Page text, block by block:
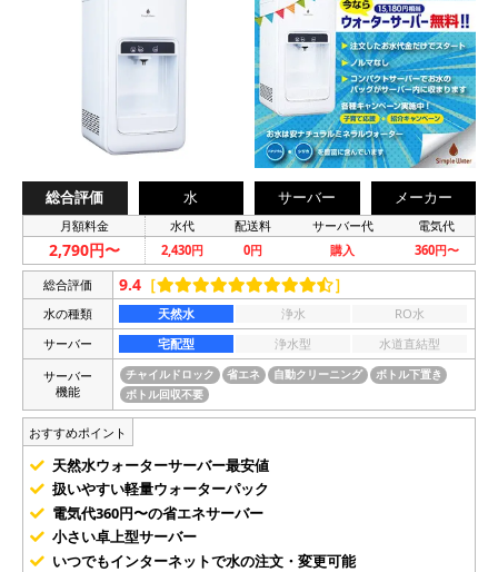
総合評価 水 サーバー メーカー
月額料金 水代 配送料 サーバー代 電気代
2,790円〜 2,430円 0円 購入 360円〜
総合評価 9.4 ［ ］
水の種類 天然水 浄水
RO水
サーバー
宅配型 浄水型
水道直結型
サーバー
機能
チャイルドロック 省エネ 自動クリーニング
ボトル下置き
ボトル回収不要
おすすめポイント
天然水ウォーターサーバー最安値
扱いやすい軽量ウォーターパック
電気代360円〜の省エネサーバー
小さい卓上型サーバー
いつでもインターネットで水の注文・変更可能